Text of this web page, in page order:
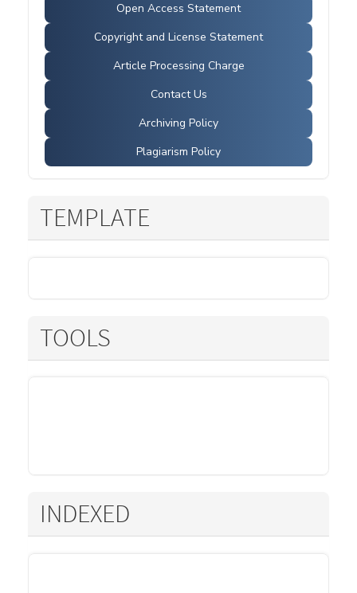
Open Access Statement
Copyright and License Statement
Article Processing Charge
Contact Us
Archiving Policy
Plagiarism Policy
TEMPLATE
TOOLS
INDEXED